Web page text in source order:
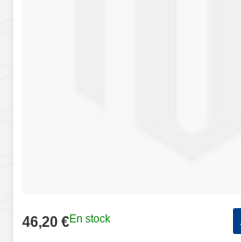
46,20 €En stock